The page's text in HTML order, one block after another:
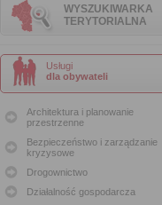
WYSZUKIWARKA
TERYTORIALNA
Usługi
dla obywateli
Architektura i planowanie
przestrzenne
Bezpieczeństwo i zarządzanie
kryzysowe
Drogownictwo
Działalność gospodarcza